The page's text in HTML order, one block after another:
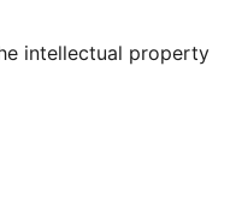
intellectual property